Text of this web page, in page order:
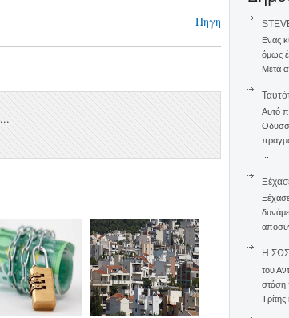
Πηγη
Ενας
όμως
Μετά
Αυτό
...
Η
του
στάση